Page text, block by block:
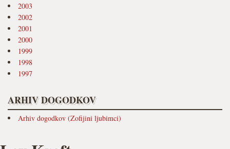
2003
2002
2001
2000
1999
1998
1997
ARHIV DOGODKOV
Arhiv dogodkov (Zofijini ljubimci)